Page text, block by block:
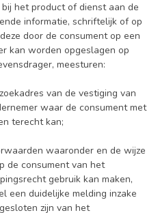
het product of dienst aan de
informatie, schriftelijk of op
door de consument op een
kan worden opgeslagen op
meesturen:
van de vestiging van
waar de consument met
terecht kan;
waaronder en de wijze
de consument van het
gebruik kan maken,
een duidelijke melding inzake
zijn van het